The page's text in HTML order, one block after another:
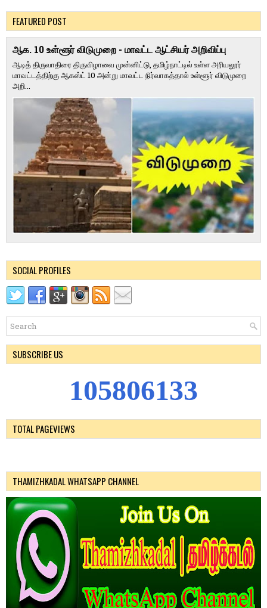
FEATURED POST
ஆக. 10 உள்ளூர் விடுமுறை - மாவட்ட ஆட்சியர் அறிவிப்பு
ஆடித் திருவாதிரை திருவிழாவை முன்னிட்டு, தமிழ்நாட்டில் உள்ள அரியலூர்
மாவட்டத்திற்கு ஆகஸ்ட் 10 அன்று மாவட்ட நிர்வாகத்தால் உள்ளூர் விடுமுறை
அறி...
SOCIAL PROFILES
SUBSCRIBE US
105806133
TOTAL PAGEVIEWS
THAMIZHKADAL WHATSAPP CHANNEL